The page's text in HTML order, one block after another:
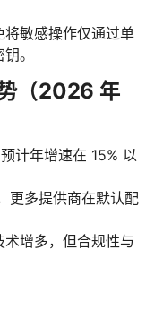
敏感操作仅通过单
。
（2026 年
计年增速在 15% 以
更多提供商在默认配
增多，但合规性与